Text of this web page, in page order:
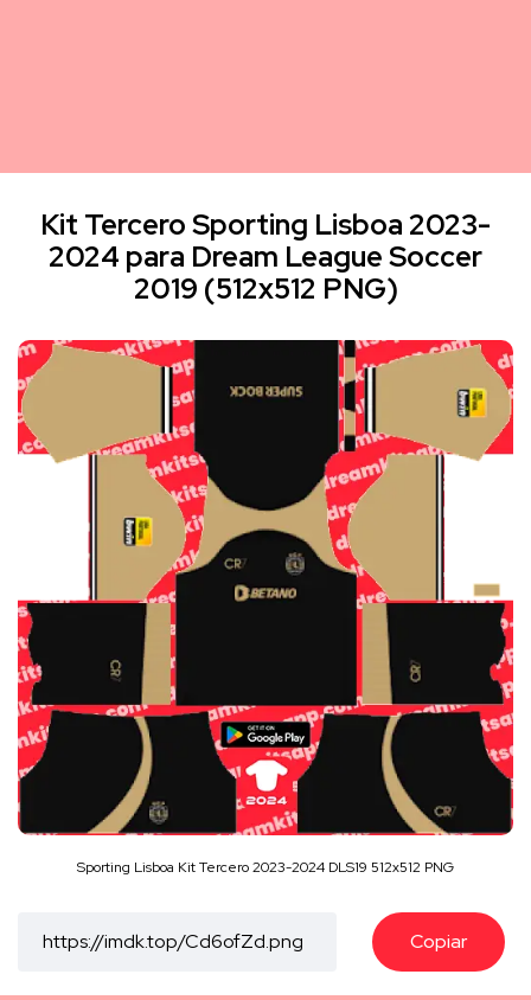
Kit Tercero Sporting Lisboa 2023-
2024 para Dream League Soccer
2019 (512x512 PNG)
Sporting Lisboa Kit Tercero 2023-2024 DLS19 512x512 PNG
Copiar